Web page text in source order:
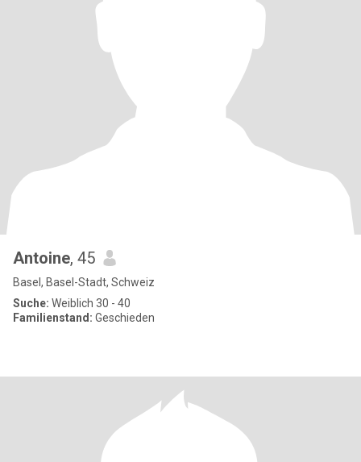
Antoine, 45
Basel, Basel-Stadt, Schweiz
Suche: Weiblich 30 - 40
Familienstand: Geschieden